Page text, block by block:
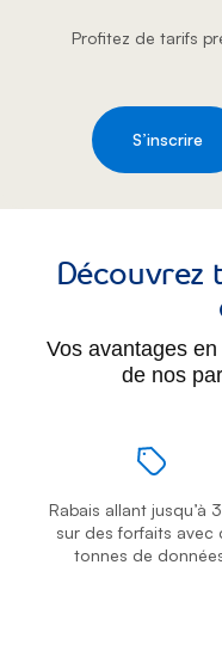
Profitez de tarifs
S’inscrire
Découvrez
Vos avantages
de nos
Rabais allant jusqu’à
sur des forfaits avec
tonnes de